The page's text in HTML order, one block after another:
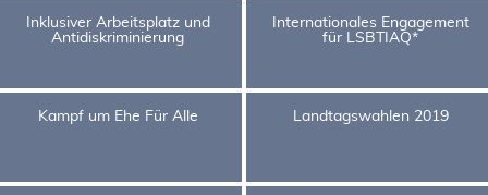
Inklusiver Arbeitsplatz und
Antidiskriminierung
Internationales Engagement
für LSBTIAQ*
Kampf um Ehe Für Alle Landtagswahlen 2019